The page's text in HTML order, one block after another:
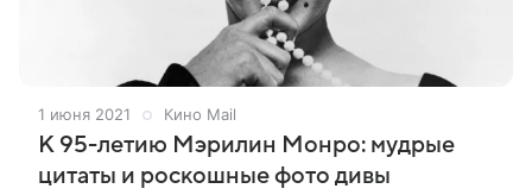
1 июня 2021 Кино Mail
К 95-летию Мэрилин Монро: мудрые
цитаты и роскошные фото дивы